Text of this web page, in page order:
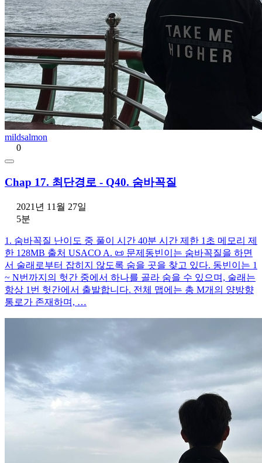
mildsalmon
0
Chap 17. 최단경로 - Q40. 숨바꼭질
2021년 11월 27일
5분
1. 숨바꼭질 난이도 중 풀이 시간 40분 시간 제한 1초 메모리 제
한 128MB 출처 USACO A. 📜 문제동빈이는 숨바꼭질을 하면
서 술래로부터 잡히지 않도록 숨을 곳을 찾고 있다. 동빈이는 1
~ N번까지의 헛간 중에서 하나를 골라 숨을 수 있으며, 술래는
항상 1번 헛간에서 출발합니다. 전체 맵에는 총 M개의 양방향
통로가 존재하며, …